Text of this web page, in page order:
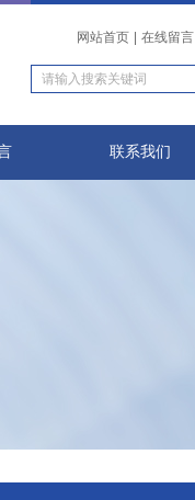
网站首页 在线留言
联系我们